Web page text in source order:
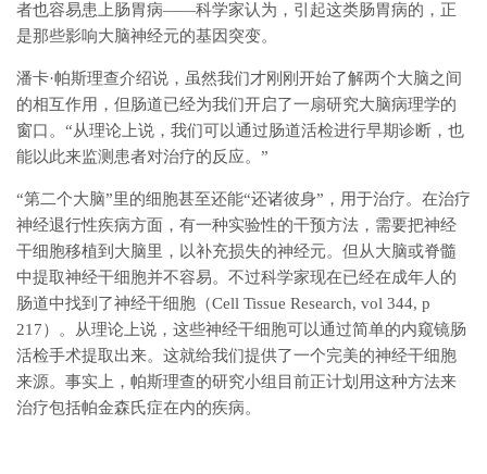
者也容易患上肠胃病——科学家认为，引起这类肠胃病的，正
是那些影响大脑神经元的基因突变。
潘卡·帕斯理查介绍说，虽然我们才刚刚开始了解两个大脑之间
的相互作用，但肠道已经为我们开启了一扇研究大脑病理学的
窗口。“从理论上说，我们可以通过肠道活检进行早期诊断，也
能以此来监测患者对治疗的反应。”
“第二个大脑”里的细胞甚至还能“还诸彼身”，用于治疗。在治疗
神经退行性疾病方面，有一种实验性的干预方法，需要把神经
干细胞移植到大脑里，以补充损失的神经元。但从大脑或脊髓
中提取神经干细胞并不容易。不过科学家现在已经在成年人的
肠道中找到了神经干细胞（Cell Tissue Research, vol 344, p
217）。从理论上说，这些神经干细胞可以通过简单的内窥镜肠
活检手术提取出来。这就给我们提供了一个完美的神经干细胞
来源。事实上，帕斯理查的研究小组目前正计划用这种方法来
治疗包括帕金森氏症在内的疾病。